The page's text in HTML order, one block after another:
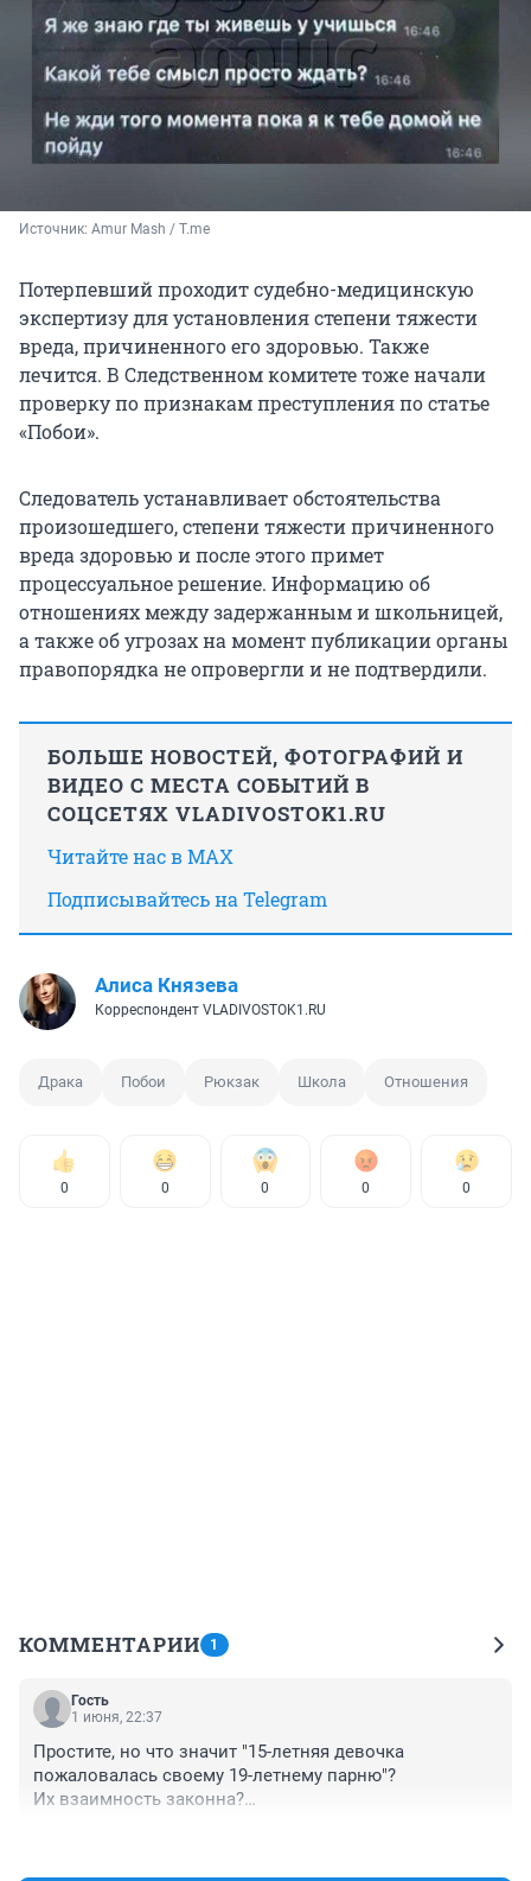
Источник: Amur Mash / T.me
Потерпевший проходит судебно-медицинскую
экспертизу для установления степени тяжести
вреда, причиненного его здоровью. Также
лечится. В Следственном комитете тоже начали
проверку по признакам преступления по статье
«Побои».
Следователь устанавливает обстоятельства
произошедшего, степени тяжести причиненного
вреда здоровью и после этого примет
процессуальное решение. Информацию об
отношениях между задержанным и школьницей,
а также об угрозах на момент публикации органы
правопорядка не опровергли и не подтвердили.
БОЛЬШЕ НОВОСТЕЙ, ФОТОГРАФИЙ И
ВИДЕО С МЕСТА СОБЫТИЙ В
СОЦСЕТЯХ VLADIVOSTOK1.RU
Читайте нас в MAX
Подписывайтесь на Telegram
Алиса Князева
Корреспондент VLADIVOSTOK1.RU
Драка Побои Рюкзак Школа Отношения
0 0 0 0 0
КОММЕНТАРИИ 1
Гость
1 июня, 22:37
Простите, но что значит "15-летняя девочка
пожаловалась своему 19-летнему парню"?
Их взаимность законна?